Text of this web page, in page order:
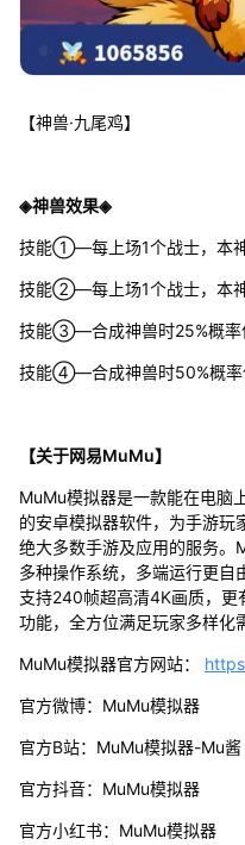
【神兽·九尾鸡】
◈神兽效果◈
技能①—每上场1个战士，本
技能②—每上场1个战士，本
技能③—合成神兽时25%概率
技能④—合成神兽时50%概率
【关于网易MuMu】
MuMu模拟器是一款能在电脑
的安卓模拟器软件，为手游玩
绝大多数手游及应用的服务
多种操作系统，多端运行更自
支持240帧超高清4K画质，更
功能，全方位满足玩家多样化
MuMu模拟器官方网站：
官方微博：MuMu模拟器
官方B站：MuMu模拟器-Mu酱
官方抖音：MuMu模拟器
官方小红书：MuMu模拟器